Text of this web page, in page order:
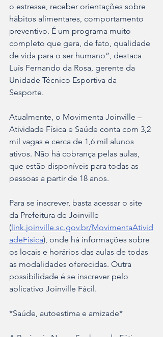
o estresse, receber orientações sobre
hábitos alimentares, comportamento
preventivo. É um programa muito
completo que gera, de fato, qualidade
de vida para o ser humano”, destaca
Luís Fernando da Rosa, gerente da
Unidade Técnico Esportiva da
Sesporte.
Atualmente, o Movimenta Joinville –
Atividade Física e Saúde conta com 3,2
mil vagas e cerca de 1,6 mil alunos
ativos. Não há cobrança pelas aulas,
que estão disponíveis para todas as
pessoas a partir de 18 anos.
Para se inscrever, basta acessar o site
da Prefeitura de Joinville
( link.joinville.sc.gov.br/MovimentaAtivid
adeFisica), onde há informações sobre
os locais e horários das aulas de todas
as modalidades oferecidas. Outra
possibilidade é se inscrever pelo
aplicativo Joinville Fácil.
*Saúde, autoestima e amizade*